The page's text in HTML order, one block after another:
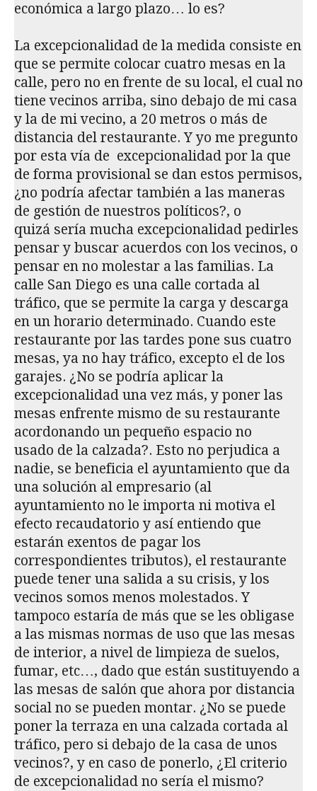
económica a largo plazo… lo es?
La excepcionalidad de la medida consiste en
que se permite colocar cuatro mesas en la
calle, pero no en frente de su local, el cual no
tiene vecinos arriba, sino debajo de mi casa
y la de mi vecino, a 20 metros o más de
distancia del restaurante. Y yo me pregunto
por esta vía de excepcionalidad por la que
de forma provisional se dan estos permisos,
¿no podría afectar también a las maneras
de gestión de nuestros políticos?, o
quizá sería mucha excepcionalidad pedirles
pensar y buscar acuerdos con los vecinos, o
pensar en no molestar a las familias. La
calle San Diego es una calle cortada al
tráfico, que se permite la carga y descarga
en un horario determinado. Cuando este
restaurante por las tardes pone sus cuatro
mesas, ya no hay tráfico, excepto el de los
garajes. ¿No se podría aplicar la
excepcionalidad una vez más, y poner las
mesas enfrente mismo de su restaurante
acordonando un pequeño espacio no
usado de la calzada?. Esto no perjudica a
nadie, se beneficia el ayuntamiento que da
una solución al empresario (al
ayuntamiento no le importa ni motiva el
efecto recaudatorio y así entiendo que
estarán exentos de pagar los
correspondientes tributos), el restaurante
puede tener una salida a su crisis, y los
vecinos somos menos molestados. Y
tampoco estaría de más que se les obligase
a las mismas normas de uso que las mesas
de interior, a nivel de limpieza de suelos,
fumar, etc…, dado que están sustituyendo a
las mesas de salón que ahora por distancia
social no se pueden montar. ¿No se puede
poner la terraza en una calzada cortada al
tráfico, pero si debajo de la casa de unos
vecinos?, y en caso de ponerlo, ¿El criterio
de excepcionalidad no sería el mismo?